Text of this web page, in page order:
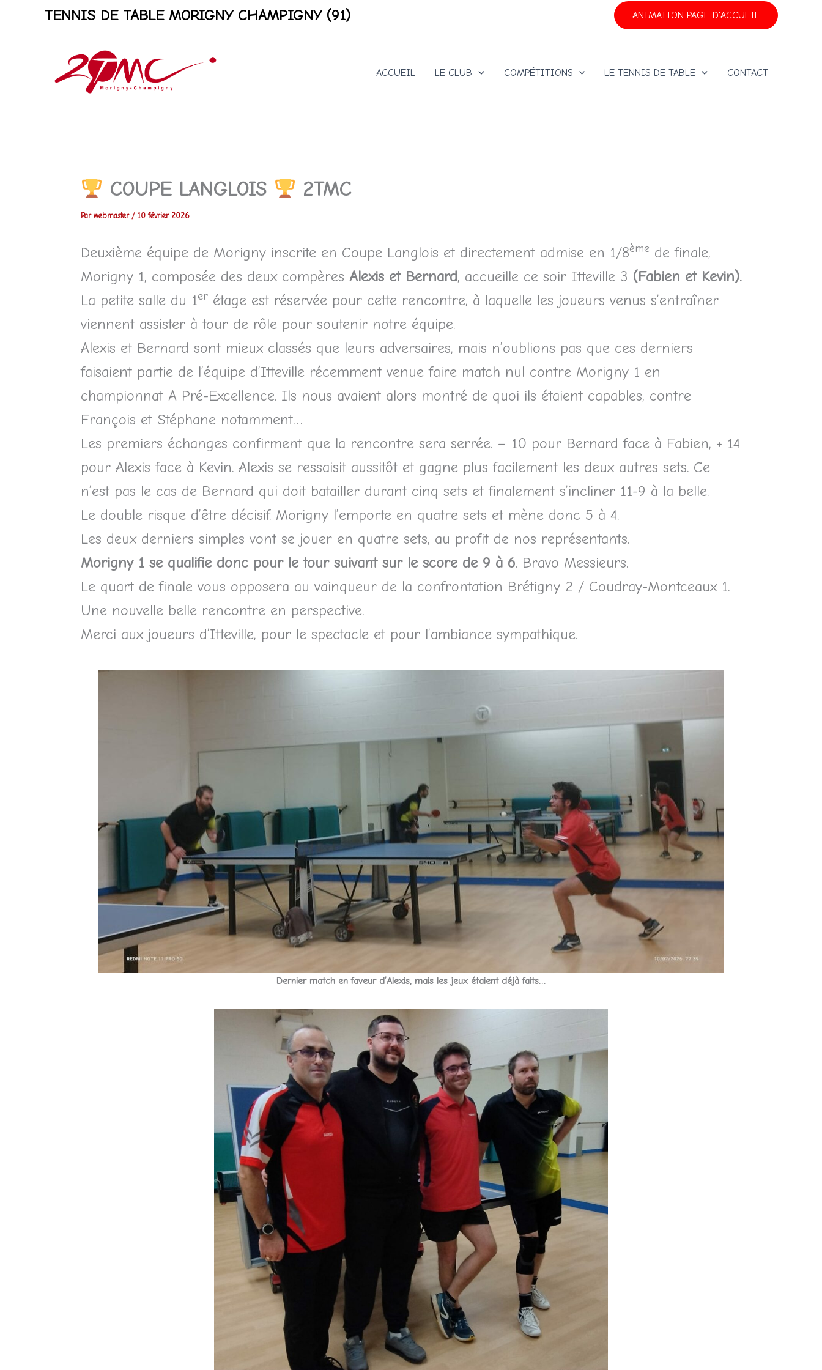
TENNIS DE TABLE MORIGNY CHAMPIGNY (91) ANIMATION PAGE D'ACCUEIL
ACCUEIL LE CLUB COMPÉTITIONS LE TENNIS DE TABLE CONTACT
COUPE LANGLOIS 2TMC
Par webmaster / 10 février 2026
Deuxième équipe de Morigny inscrite en Coupe Langlois et directement admise en 1/8ème de finale,
Morigny 1, composée des deux compères Alexis et Bernard, accueille ce soir Itteville 3 (Fabien et Kevin).
La petite salle du 1er étage est réservée pour cette rencontre, à laquelle les joueurs venus s’entraîner
viennent assister à tour de rôle pour soutenir notre équipe.
Alexis et Bernard sont mieux classés que leurs adversaires, mais n’oublions pas que ces derniers
faisaient partie de l’équipe d’Itteville récemment venue faire match nul contre Morigny 1 en
championnat A Pré-Excellence. Ils nous avaient alors montré de quoi ils étaient capables, contre
François et Stéphane notamment…
Les premiers échanges confirment que la rencontre sera serrée. – 10 pour Bernard face à Fabien, + 14
pour Alexis face à Kevin. Alexis se ressaisit aussitôt et gagne plus facilement les deux autres sets. Ce
n’est pas le cas de Bernard qui doit batailler durant cinq sets et finalement s’incliner 11-9 à la belle.
Le double risque d’être décisif. Morigny l’emporte en quatre sets et mène donc 5 à 4.
Les deux derniers simples vont se jouer en quatre sets, au profit de nos représentants.
Morigny 1 se qualifie donc pour le tour suivant sur le score de 9 à 6. Bravo Messieurs.
Le quart de finale vous opposera au vainqueur de la confrontation Brétigny 2 / Coudray-Montceaux 1.
Une nouvelle belle rencontre en perspective.
Merci aux joueurs d’Itteville, pour le spectacle et pour l’ambiance sympathique.
Dernier match en faveur d’Alexis, mais les jeux étaient déjà faits…